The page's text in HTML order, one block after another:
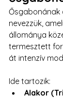
nevezzük,
állománya
termesztett
át intenzív
Ide tartozik:
Alakor